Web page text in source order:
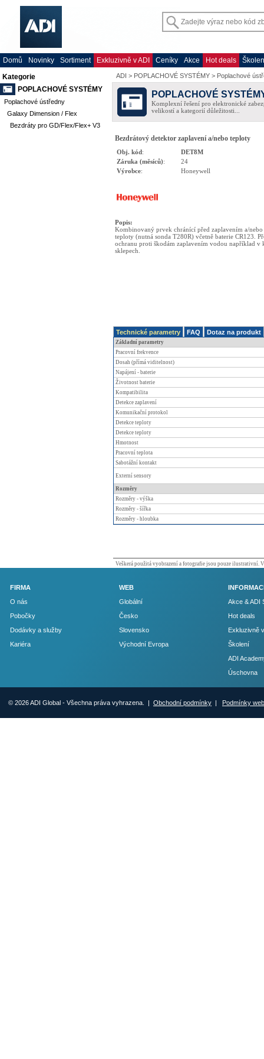
Domů Novinky Sortiment Exkluzivně v ADI Ceníky Akce Hot deals
Kategorie
POPLACHOVÉ SYSTÉMY
Poplachové ústředny
Galaxy Dimension / Flex
Bezdráty pro GD/Flex/Flex+ V3
ADI > POPLACHOVÉ SYSTÉMY > Poplachové
POPLACHOVÉ
Komplexní řešení pro elektronické
velikostí a kategorií důležitosti...
Bezdrátový detektor zaplavení a/nebo teploty
Obj. kód:
DET8M
Záruka (měsíců):
24
Výrobce: Honeywell
Popis:
Kombinovaný prvek chránící před zaplavením a/
teploty (nutná sonda T280R) včetně baterie CR123.
ochranu proti škodám zaplavením vodou například v
sklepech.
Technické parametry FAQ Dotaz na produkt
Základní parametry
Pracovní frekvence
Dosah (přímá viditelnost)
Napájení - baterie
Životnost baterie
Kompatibilita
Detekce zaplavení
Komunikační protokol
Detekce teploty
Detekce teploty
Hmotnost
Pracovní teplota
Sabotážní kontakt
Externí sensory
Rozměry
Rozměry - výška
Rozměry - šířka
Rozměry - hloubka
Veškerá použitá vyobrazení a fotografie jsou pouze ilustrativní.
FIRMA
O nás
Pobočky
Dodávky a služby
Kariéra
WEB
Globální
Česko
Slovensko
Východní Evropa
Akce & ADI
Hot deals
Exkluzivně
Školení
ADI
Úschovna
© 2026 ADI Global - Všechna práva vyhrazena. | Obchodní podmínky | Podmínky